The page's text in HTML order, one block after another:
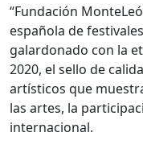
“Fundación
española de
galardonado con la
2020, el sello de
artísticos que
las artes, la
internacional.